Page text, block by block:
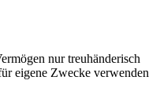
nur treuhänderisch
eigene Zwecke verwenden